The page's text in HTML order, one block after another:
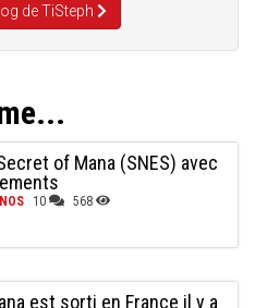
de TiSteph
of Mana (SNES) avec
10 568
est sorti en France il y a